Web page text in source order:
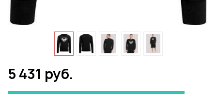
5 431 руб.